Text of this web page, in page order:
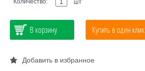
Количество: шт
В корзину Купить в один клик
Добавить в избранное